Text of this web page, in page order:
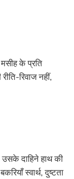
के प्रति
रिवाज नहीं,
उसके दाहिने हाथ की
स्वार्थ, दुष्टता